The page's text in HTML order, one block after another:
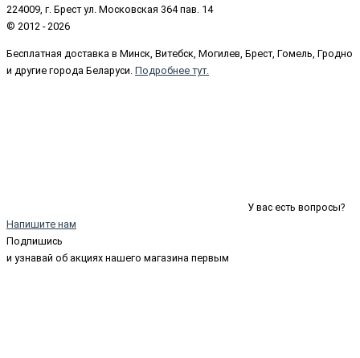
224009, г. Брест ул. Московская 364 пав. 14
© 2012 - 2026
Бесплатная доставка в Минск, Витебск, Могилев, Брест, Гомель, Гродно
и другие города Беларуси. Подробнее тут.
У вас есть вопросы?
Напишите нам
Подпишись
и узнавай об акциях нашего магазина первым